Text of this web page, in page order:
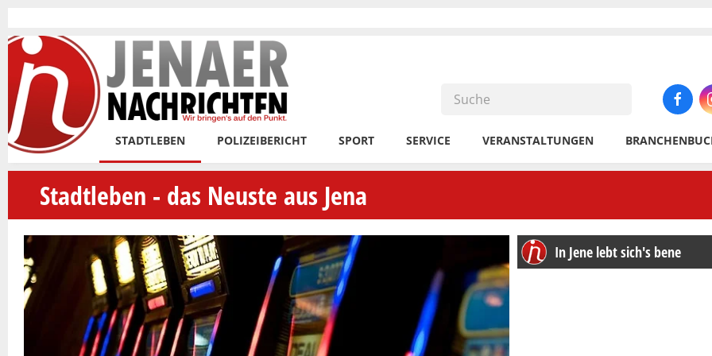
Skip to main content
STADTLEBEN POLIZEIBERICHT SPORT SERVICE VERANSTALTUNGEN
Stadtleben - das Neuste aus Jena
In Jene lebt sich's bene